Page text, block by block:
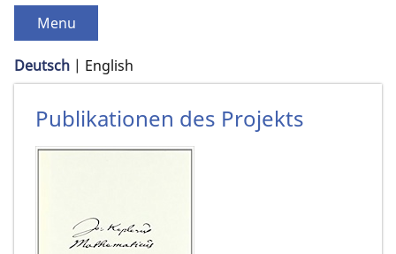
Menu
Deutsch English
Publikationen des Projekts